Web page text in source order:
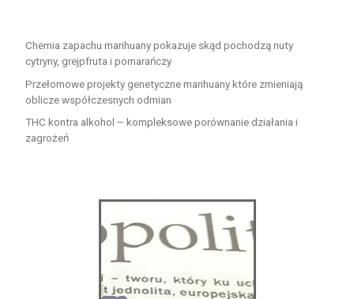
Chemia zapachu marihuany pokazuje skąd pochodzą nuty
cytryny, grejpfruta i pomarańczy
Przełomowe projekty genetyczne marihuany które zmieniają
oblicze współczesnych odmian
THC kontra alkohol – kompleksowe porównanie działania i
zagrożeń